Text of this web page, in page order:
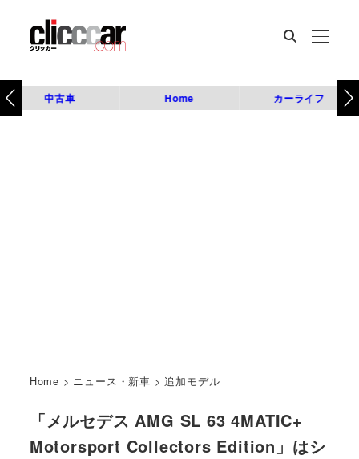
中古車 Home カーライフ
Home > ニュース・新車 >追加モデル
「メルセデス AMG SL 63 4MATIC+
Motorsport Collectors Edition」はシ